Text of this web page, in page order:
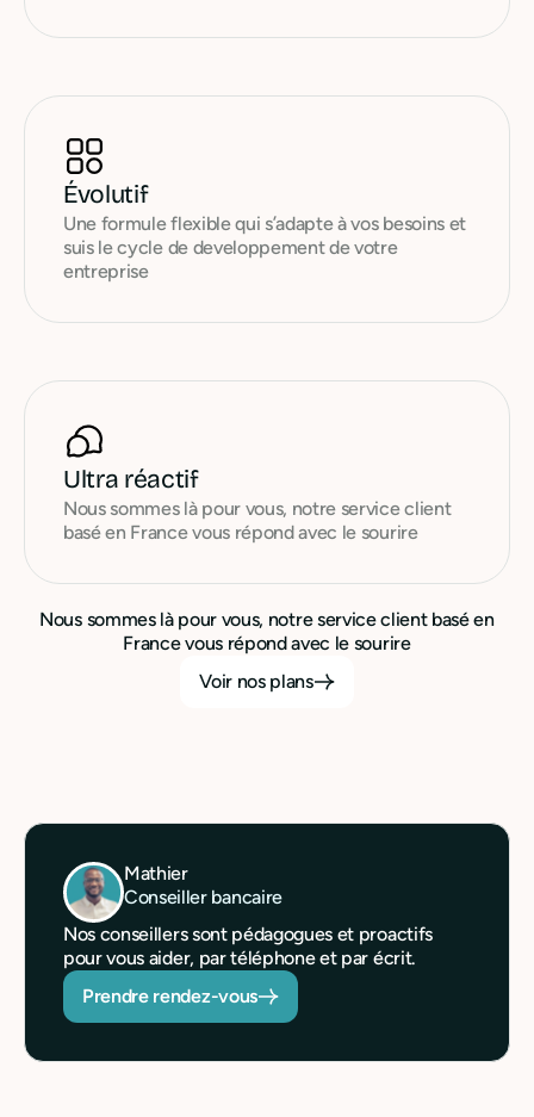
Évolutif
Une formule flexible qui s’adapte à vos besoins et
suis le cycle de developpement de votre
entreprise
Ultra réactif
Nous sommes là pour vous, notre service client
basé en France vous répond avec le sourire
Nous sommes là pour vous, notre service client basé en
France vous répond avec le sourire
Voir nos plans
Mathier
Conseiller bancaire
Nos conseillers sont pédagogues et proactifs
pour vous aider, par téléphone et par écrit.
Prendre rendez-vous